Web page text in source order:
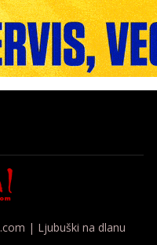
| Ljubuški na dlanu